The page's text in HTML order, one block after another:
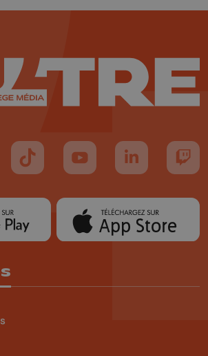
nous sur Instagram
Suivez-nous sur TikTok
Suivez-nous sur YouTube
Suivez-nous